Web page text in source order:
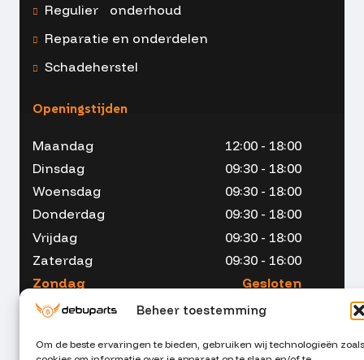
Beheer toestemming
Om de beste ervaringen te bieden, gebruiken wij technologieën zoals
Regulier onderhoud
Reparatie en onderdelen
Schadeherstel
Openingstijden
Maandag
12:00 - 18:00
Dinsdag
09:30 - 18:00
Woensdag
09:30 - 18:00
Donderdag
09:30 - 18:00
Vrijdag
09:30 - 18:00
Zaterdag
09:30 - 16:00
Zondag
Gesloten